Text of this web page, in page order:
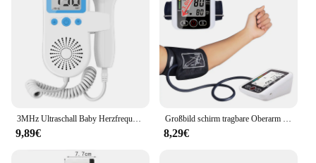
3MHz Ultraschall Baby Herzfrequenz Detektor Schwangere Ultraschall Baby Herzschlag Monitor Fetal Monitor Doppler Stethoskop Für Pregna
9,89€
Großbild schirm tragbare Oberarm BP Meter elektronische digitale Blutdruck messgeräte automatische Messung Blutdruck messgerät
8,29€